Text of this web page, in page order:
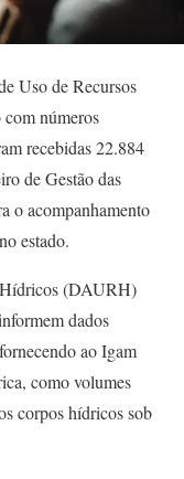
Uso de Recursos
números
recebidas 22.884
de Gestão das
o acompanhamento
estado.
(DAURH)
dados
ao Igam
como volumes
corpos hídricos sob